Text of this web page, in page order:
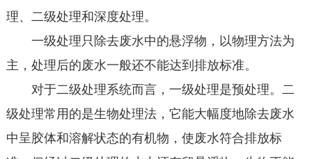
理、二级处理和深度处理。
一级处理只除去废水中的悬浮物，以物理方法为
主，处理后的废水一般还不能达到排放标准。
对于二级处理系统而言，一级处理是预处理。二
级处理常用的是生物处理法，它能大幅度地除去废水
中呈胶体和溶解状态的有机物，使废水符合排放标